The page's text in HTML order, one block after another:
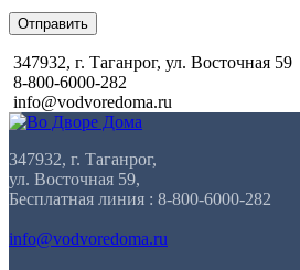
Отправить
347932, г. Таганрог, ул. Восточная 59
8-800-6000-282
info@vodvoredoma.ru
347932, г. Таганрог,
ул. Восточная 59,
Бесплатная линия : 8-800-6000-282
info@vodvoredoma.ru